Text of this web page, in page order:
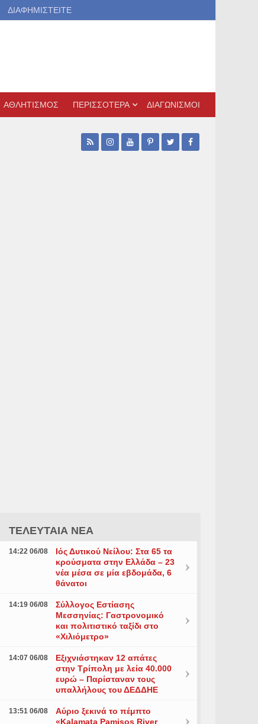
ΔΙΑΦΗΜΙΣΤΕΙΤΕ
ΑΘΛΗΤΙΣΜΟΣ ΠΕΡΙΣΣΟΤΕΡΑ ΔΙΑΓΩΝΙΣΜΟΙ
ΤΕΛΕΥΤΑΙΑ ΝΕΑ
14:22 06/08
Ιός Δυτικού Νείλου: Στα 65 τα
κρούσματα στην Ελλάδα – 23
νέα μέσα σε μία εβδομάδα, 6
θάνατοι
14:19 06/08
Σύλλογος Εστίασης
Μεσσηνίας: Γαστρονομικό
και πολιτιστικό ταξίδι στο
«Χιλιόμετρο»
14:07 06/08
Εξιχνιάστηκαν 12 απάτες
στην Τρίπολη με λεία 40.000
ευρώ – Παρίσταναν τους
υπαλλήλους του ΔΕΔΔΗΕ
13:51 06/08
Αύριο ξεκινά το πέμπτο
«Kalamata Pamisos River